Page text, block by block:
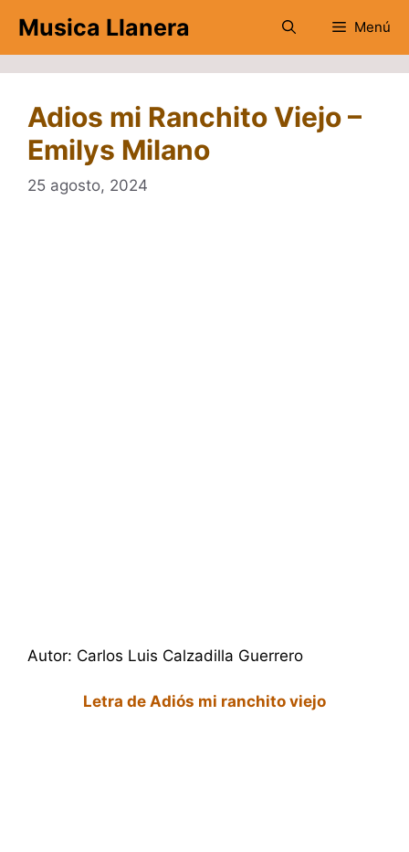
contenido
Musica Llanera Menú
Adios mi Ranchito Viejo –
Emilys Milano
25 agosto, 2024
Autor: Carlos Luis Calzadilla Guerrero
Letra de Adiós mi ranchito viejo